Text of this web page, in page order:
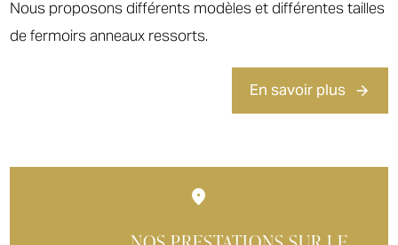
Nous proposons différents modèles et différentes tailles
de fermoirs anneaux ressorts.
En savoir plus